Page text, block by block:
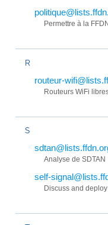
Permettre à la
R
routeur-
Routeurs WiFi
S
Analyse de SDTAN
self-
Discuss and